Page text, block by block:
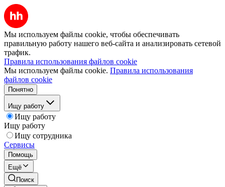
Мы используем файлы cookie, чтобы обеспечивать
правильную работу нашего веб-сайта и анализировать сетевой
трафик.
Правила использования файлов cookie
Мы используем файлы cookie. Правила использования
файлов cookie
Понятно
Ищу работу
Ищу работу
Ищу работу
Ищу сотрудника
Сервисы
Помощь
Ещё
Поиск